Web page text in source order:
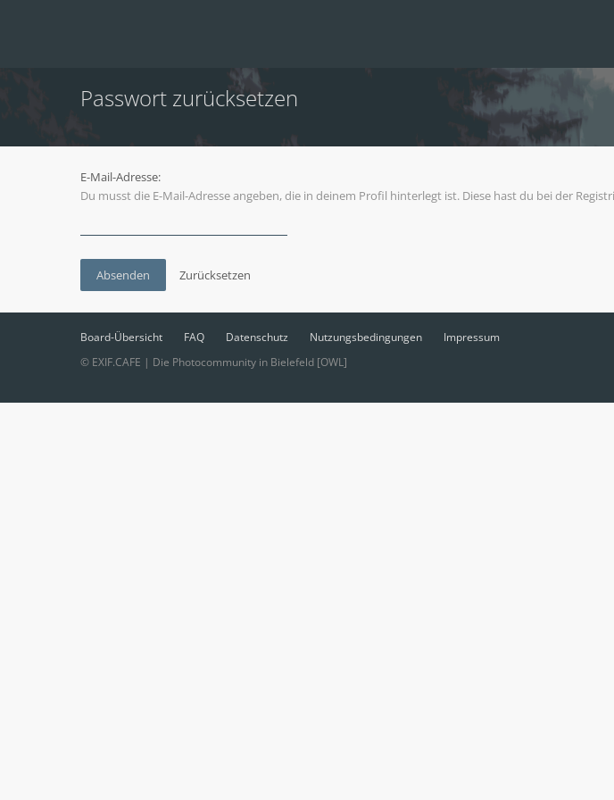
Passwort zurücksetzen
E-Mail-Adresse:
Du musst die E-Mail-Adresse angeben, die in deinem Profil hinterlegt ist. Diese hast du bei der
Board-Übersicht FAQ Datenschutz Nutzungsbedingungen
Impressum
© EXIF.CAFE | Die Photocommunity in Bielefeld [OWL]